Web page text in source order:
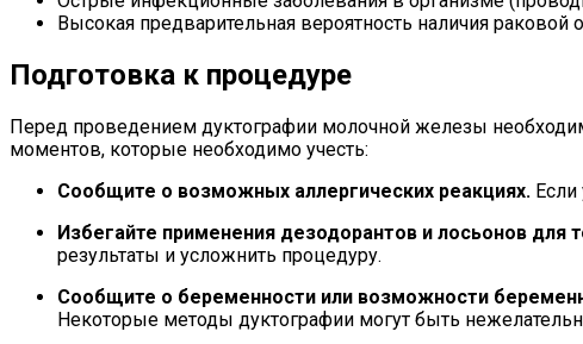
Высокая предварительная вероятность наличия
Подготовка к процедуре
Перед проведением дуктографии молочной железы
моментов, которые необходимо учесть:
Сообщите о возможных аллергических реакциях. Если
Избегайте применения дезодорантов и лосьонов для
результаты и усложнить процедуру.
Сообщите о беременности или возможности
Некоторые методы дуктографии могут быть